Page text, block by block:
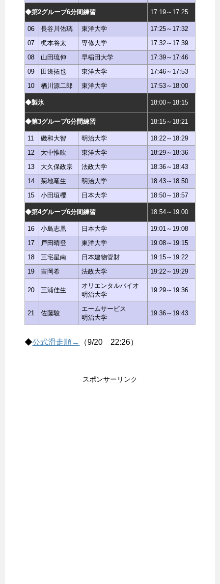
◆第2グループ6分間練習 17:19～17:25
06 長谷川佑璃 東洋大学
17:25～17:32
07
梶本将太 専修大学
17:32～17:39
08
山田琉伸 早稲田大学
17:39～17:46
09
田邊拓也 東洋大学
17:46～17:53
10
栖川源二郎 東洋大学 17:53～18:00
◆製氷 18:00～18:15
◆第3グループ6分間練習 18:15～18:21
11 磯和大智 明治大学
18:22～18:29
12
大中惟吹 東洋大学
18:29～18:36
13
大久保政宗 法政大学
18:36～18:43
14
菊地竜生 明治大学
18:43～18:50
15
小田垣櫻 日本大学 18:50～18:57
◆第4グループ6分間練習 18:54～19:00
16 小島志凰 日本大学
19:01～19:08
17
戸田晴登 東洋大学
19:08～19:15
18
三宅星南 日本建物管財
19:15～19:22
19
吉岡希 法政大学 19:22～19:29
20 三浦佳生
オリエンタルバイオ
明治大学
19:29～19:36
21 佐藤駿
エームサービス
明治大学
19:36～19:43
◆公式滑走順→ （9/20 22:26）
スポンサーリンク